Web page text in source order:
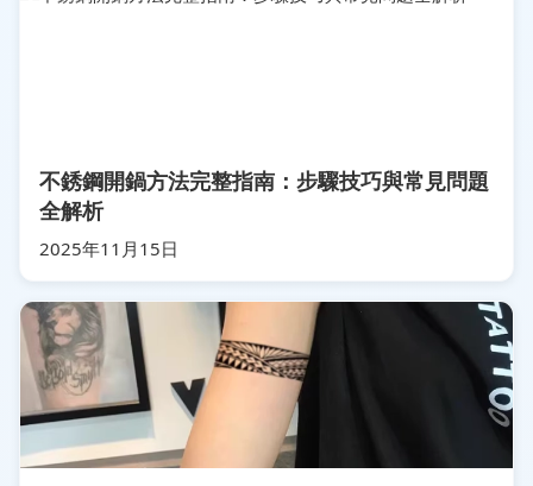
不銹鋼開鍋方法完整指南：步驟技巧與常見問題
全解析
2025年11月15日